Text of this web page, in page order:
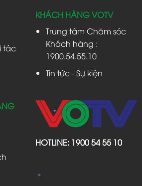
tác
KHÁCH HÀNG VOTV
Trung tâm Chăm sóc
Khách hàng :
1900.54.55.10
Tin tức - Sự kiện
HOTLINE: 1900 54 55 10